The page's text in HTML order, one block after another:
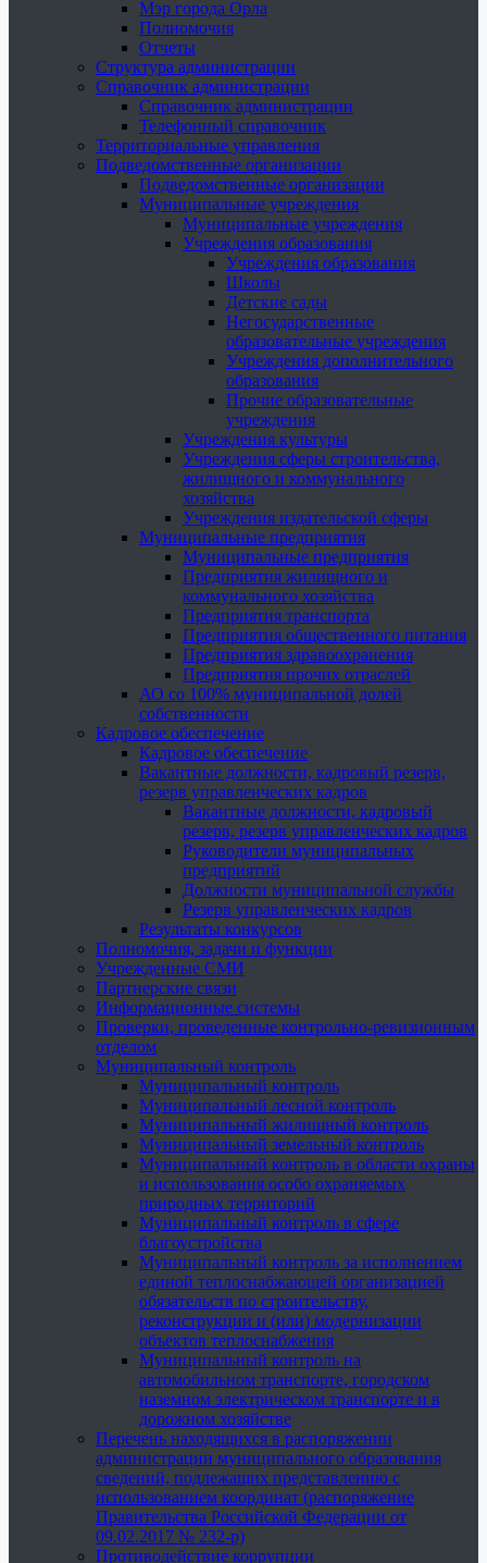
Мэр города Орла
Полномочия
Отчеты
Структура администрации
Справочник администрации
Справочник администрации
Телефонный справочник
Территориальные управления
Подведомственные организации
Подведомственные организации
Муниципальные учреждения
Муниципальные учреждения
Учреждения образования
Учреждения образования
Школы
Детские сады
Негосударственные
образовательные учреждения
Учреждения дополнительного
образования
Прочие образовательные
учреждения
Учреждения культуры
Учреждения сферы строительства,
жилищного и коммунального
хозяйства
Учреждения издательской сферы
Муниципальные предприятия
Муниципальные предприятия
Предприятия жилищного и
коммунального хозяйства
Предприятия транспорта
Предприятия общественного питания
Предприятия здравоохранения
Предприятия прочих отраслей
АО со 100% муниципальной долей
собственности
Кадровое обеспечение
Кадровое обеспечение
Вакантные должности, кадровый резерв,
резерв управленческих кадров
Вакантные должности, кадровый
резерв, резерв управленческих кадров
Руководители муниципальных
предприятий
Должности муниципальной службы
Резерв управленческих кадров
Результаты конкурсов
Полномочия, задачи и функции
Учрежденные СМИ
Партнерские связи
Информационные системы
Проверки, проведенные контрольно-ревизионным
отделом
Муниципальный контроль
Муниципальный контроль
Муниципальный лесной контроль
Муниципальный жилищный контроль
Муниципальный земельный контроль
Муниципальный контроль в области охраны
и использования особо охраняемых
природных территорий
Муниципальный контроль в сфере
благоустройства
Муниципальный контроль за исполнением
единой теплоснабжающей организацией
обязательств по строительству,
реконструкции и (или) модернизации
объектов теплоснабжения
Муниципальный контроль на
автомобильном транспорте, городском
наземном электрическом транспорте и в
дорожном хозяйстве
Перечень находящихся в распоряжении
администрации муниципального образования
сведений, подлежащих представлению с
использованием координат (распоряжение
Правительства Российской Федерации от
09.02.2017 № 232-р)
Противодействие коррупции